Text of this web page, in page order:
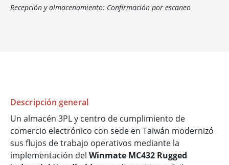
Recepción y almacenamiento: Confirmación por escaneo
Descripción general
Un almacén 3PL y centro de cumplimiento de
comercio electrónico con sede en Taiwán modernizó
sus flujos de trabajo operativos mediante la
implementación del Winmate MC432 Rugged